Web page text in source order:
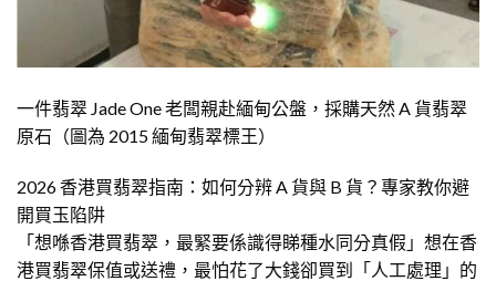
一件翡翠 Jade One 老闆親赴緬甸公盤，採購天然 A 貨翡翠
原石（圖為 2015 緬甸翡翠標王）
2026 香港買翡翠指南：如何分辨 A 貨與 B 貨？專家教你避
開買玉陷阱
「想喺香港買翡翠，最緊要係識得睇種水同分真假」想在香
港買翡翠保值或送禮，最怕花了大錢卻買到「人工處理」的